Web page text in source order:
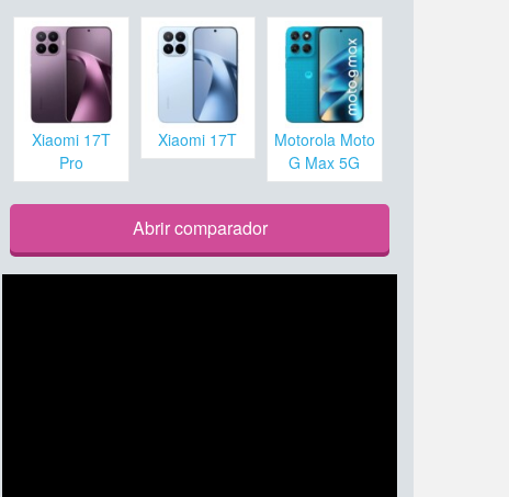
Xiaomi 17T
Pro
Xiaomi 17T
Motorola Moto
G Max 5G
Abrir comparador